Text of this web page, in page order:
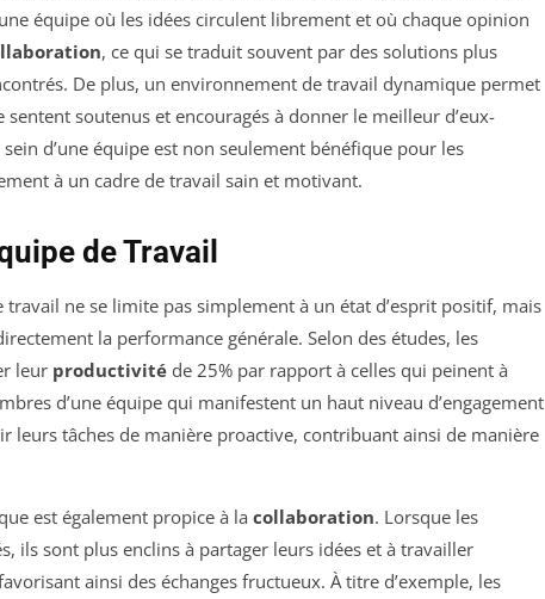
équipe où les idées circulent librement et où chaque opinion
, ce qui se traduit souvent par des solutions plus
De plus, un environnement de travail dynamique permet
sentent soutenus et encouragés à donner le meilleur d’eux-
d’une équipe est non seulement bénéfique pour les
à un cadre de travail sain et motivant.
de Travail
travail ne se limite pas simplement à un état d’esprit positif, mais
la performance générale. Selon des études, les
leur productivité de 25% par rapport à celles qui peinent à
d’une équipe qui manifestent un haut niveau d’engagement
leurs tâches de manière proactive, contribuant ainsi de manière
est également propice à la collaboration. Lorsque les
ils sont plus enclins à partager leurs idées et à travailler
ainsi des échanges fructueux. À titre d’exemple, les